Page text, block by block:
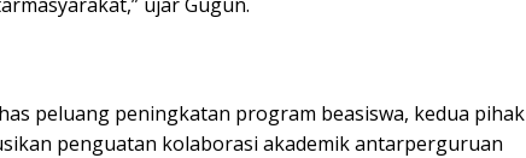
peluang peningkatan program beasiswa, kedua pihak
penguatan kolaborasi akademik antarperguruan